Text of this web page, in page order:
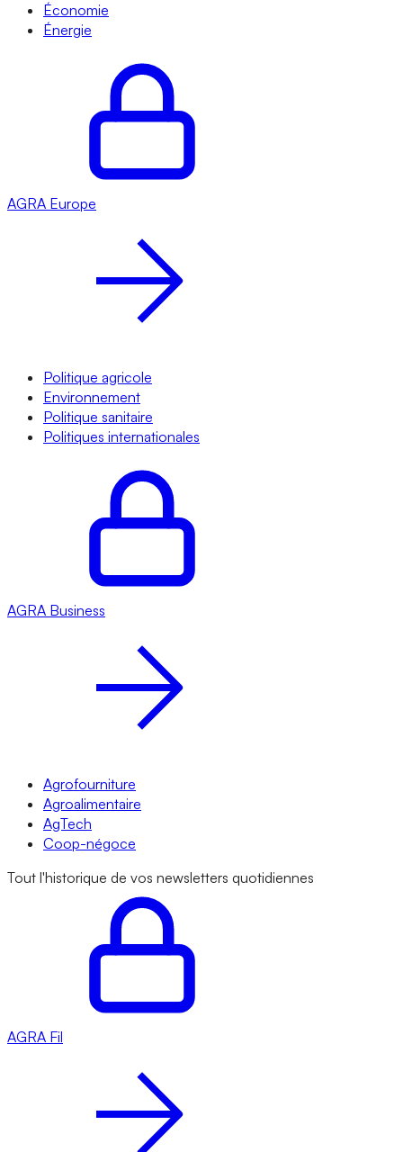
Économie
Énergie
AGRA Europe
Politique agricole
Environnement
Politique sanitaire
Politiques internationales
AGRA Business
Agrofourniture
Agroalimentaire
AgTech
Coop-négoce
Tout l'historique de vos newsletters quotidiennes
AGRA Fil